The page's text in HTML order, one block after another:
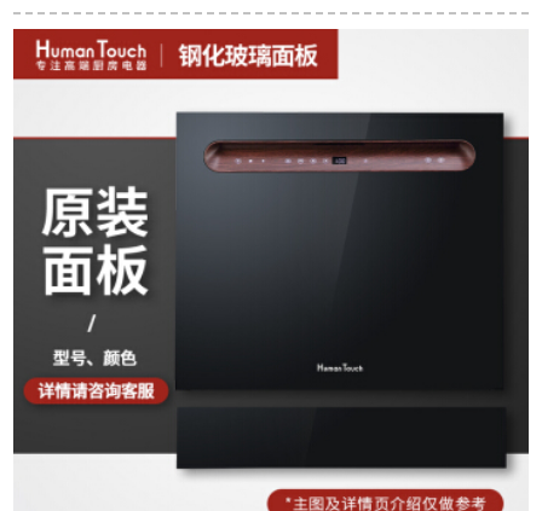
R 1 DTA食器洗い機
テ用レストラン用レ
スト1.5 m肉洗い機